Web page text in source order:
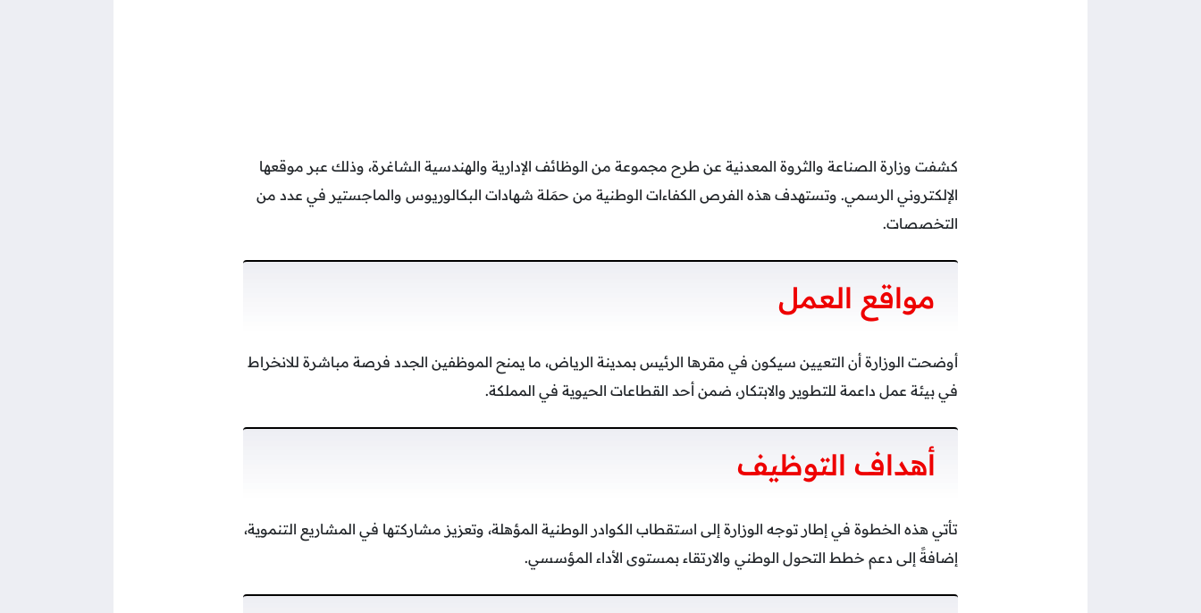
كشفت وزارة الصناعة والثروة المعدنية عن طرح مجموعة من الوظائف الإدارية والهندسية الشاغرة، وذلك عبر موقعها
الإلكتروني الرسمي. وتستهدف هذه الفرص الكفاءات الوطنية من حمَلة شهادات البكالوريوس والماجستير في عدد من
التخصصات.
مواقع العمل
أوضحت الوزارة أن التعيين سيكون في مقرها الرئيس بمدينة الرياض، ما يمنح الموظفين الجدد فرصة مباشرة للانخراط
في بيئة عمل داعمة للتطوير والابتكار، ضمن أحد القطاعات الحيوية في المملكة.
أهداف التوظيف
تأتي هذه الخطوة في إطار توجه الوزارة إلى استقطاب الكوادر الوطنية المؤهلة، وتعزيز مشاركتها في المشاريع التنموية،
إضافةً إلى دعم خطط التحول الوطني والارتقاء بمستوى الأداء المؤسسي.